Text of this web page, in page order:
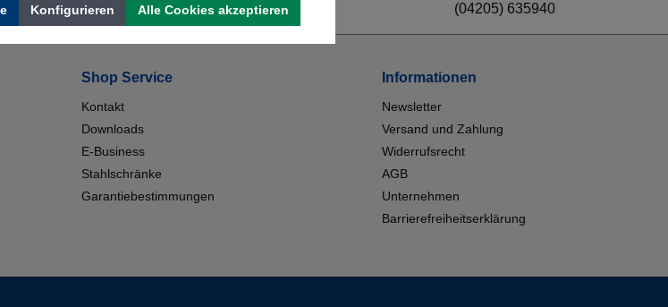
Bewährt seit 1958 (04205) 635940
Shop Service
Kontakt
Downloads
E-Business
Stahlschränke
Garantiebestimmungen
Informationen
Newsletter
Versand und Zahlung
Widerrufsrecht
AGB
Unternehmen
Barrierefreiheitserklärung
Konfigurieren Alle Cookies akzeptieren